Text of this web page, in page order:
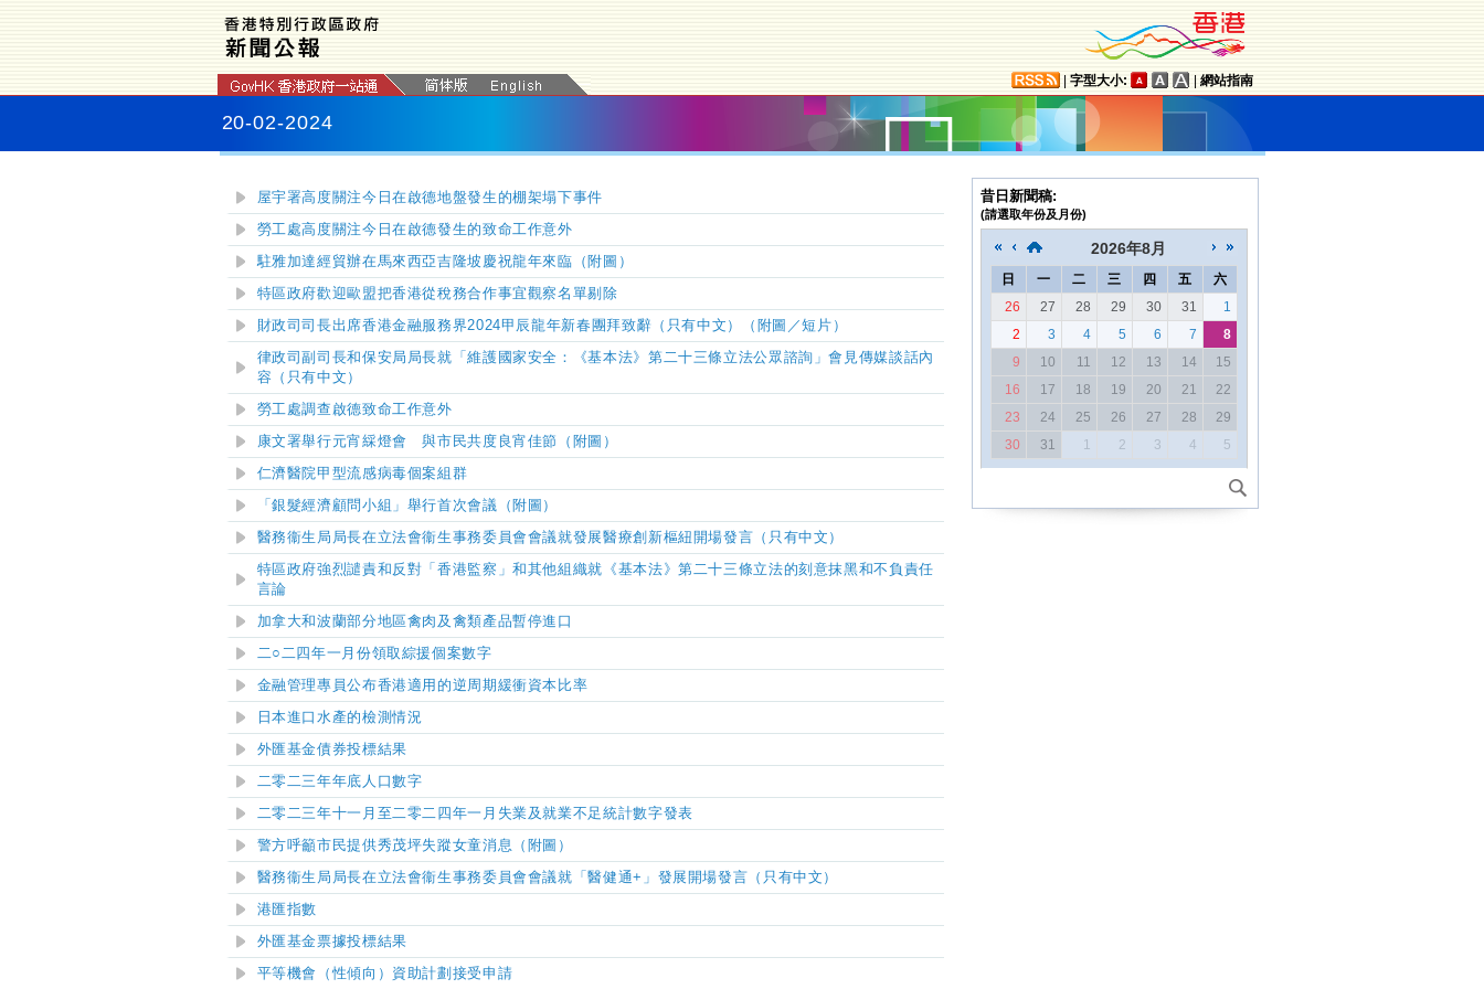
字型大小: 網站指南
20-02-2024
屋宇署高度關注今日在啟德地盤發生的棚架塌下事件
勞工處高度關注今日在啟德發生的致命工作意外
駐雅加達經貿辦在馬來西亞吉隆坡慶祝龍年來臨（附圖）
特區政府歡迎歐盟把香港從稅務合作事宜觀察名單剔除
財政司司長出席香港金融服務界2024甲辰龍年新春團拜致辭（只有中文）（附圖 ／短片）
律政司副司長和保安局局長就「維護國家安全：《基本法》第二十三條立法公眾諮詢」會見傳媒談話內
容（只有中文）
勞工處調查啟德致命工作意外
康文署舉行元宵綵燈會 與市民共度良宵佳節（附圖）
仁濟醫院甲型流感病毒個案組群
「銀髮經濟顧問小組」舉行首次會議（附圖）
醫務衞生局局長在立法會衞生事務委員會會議就發展醫療創新樞紐開場發言（只有中文）
特區政府強烈譴責和反對「香港監察」和其他組織就《基本法》第二十三條立法的刻意抹黑和不負責任
言論
加拿大和波蘭部分地區禽肉及禽類產品暫停進口
二○二四年一月份領取綜援個案數字
金融管理專員公布香港適用的逆周期緩衝資本比率
日本進口水產的檢測情況
外匯基金債券投標結果
二零二三年年底人口數字
二零二三年十一月至二零二四年一月 失業及就業不足統計數字發表
警方呼籲市民提供秀茂坪失蹤女童消息（附圖）
醫務衞生局局長在立法會衞生事務委員會會議就「醫健通+」發展開場發言（只有中文）
港匯指數
外匯基金票據投標結果
平等機會（性傾向）資助計劃接受申請
昔日新聞稿:
(請選取年份及月份)
2026年8月
日 一 二 三 四 五
六
26
27 28 29 30 31
1
2
3 4 5 6 7
8
9
10 11 12 13 14
15
16
17 18 19 20 21
22
23
24 25 26 27 28
29
30
31 1 2 3 4 5